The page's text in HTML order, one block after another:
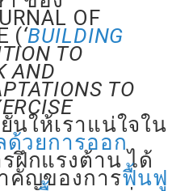
OF
(‘BUILDING
TO
AND
TO
นให้เราแน่ใจใน
ด้วยการออก
ฝึกแรงต้าน ได้
คัญของการฟื้นฟู